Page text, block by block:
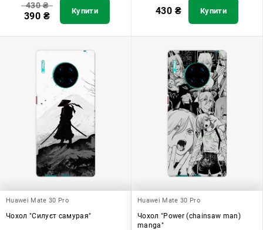
430₴
390 ₴ Купити 430 ₴ Купити
Huawei Mate 30 Pro
Чохол "Силуєт самурая"
Huawei Mate 30 Pro
Чохол "Power (chainsaw man)
manga"